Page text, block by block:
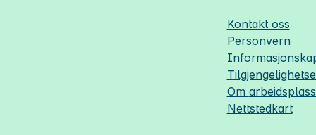
Kontakt oss
Personvern
Om
Nettstedkart